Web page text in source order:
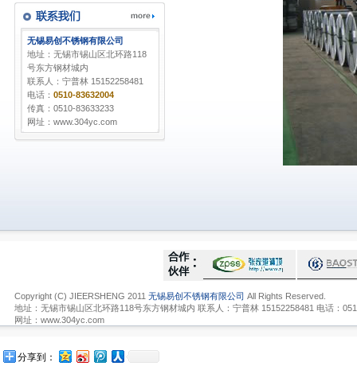
无锡易创不锈钢有限公司
地址：无锡市锡山区北环路118
号东方钢材城内
联系人：宁普林 15152258481
电话： 0510-83632004
传真：0510-83633233
网址：www.304yc.com
Copyright (C) JIEERSHENG 2011 无锡易创不锈钢有限公司 All Rights Reserved.
地址：无锡市锡山区北环路118号东方钢材城内 联系人：宁普林 15152258481 电话：
网址：www.304yc.com
分享到：